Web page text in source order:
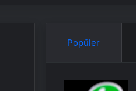
Popüler